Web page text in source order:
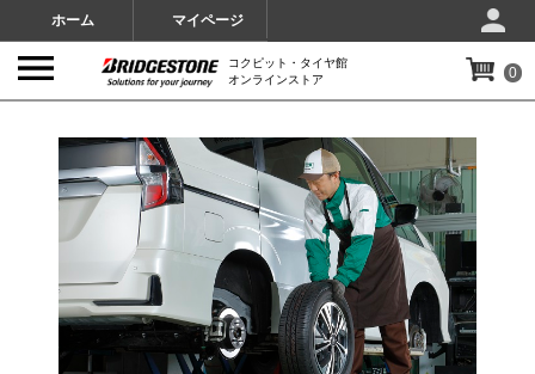
ホーム マイページ
コクピット・タイヤ館
オンラインストア
0